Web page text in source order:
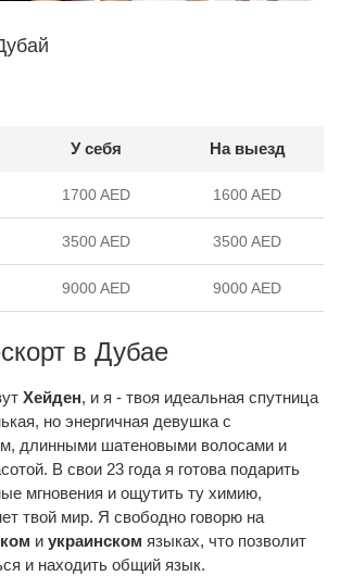
в Дубае
Хейден, и я - твоя идеальная спутница
но энергичная девушка с
длинными шатеновыми волосами и
В свои 23 года я готова подарить
мгновения и ощутить ту химию,
твой мир. Я свободно говорю на
и украинском языках, что позволит
и находить общий язык.
У себя На выезд
1700 AED 1600 AED
3500 AED 3500 AED
9000 AED 9000 AED